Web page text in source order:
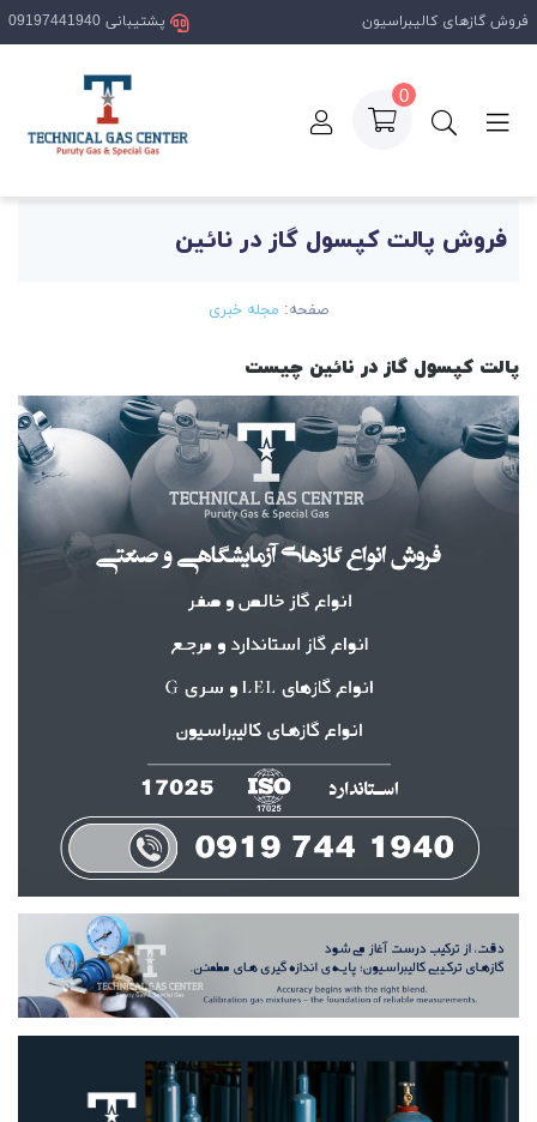
فروش پالت کپسول گاز در نائین
صفحه: مجله خبری
پالت کپسول گاز در نائین چیست
فروش گازهای کالیبراسیون پشتیبانی 09197441940
0